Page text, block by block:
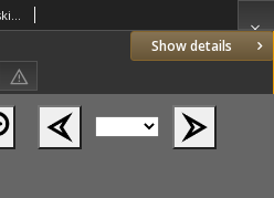
Show details
Orędownik na powiaty nowotomyski i wolsztyński 1937.08.21 R.18 Nr92